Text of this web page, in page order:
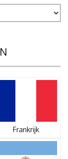
Frankrijk